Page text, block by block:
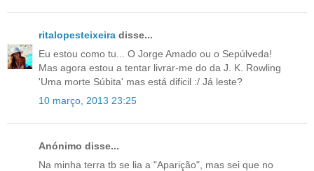
ritalopesteixeira disse...
Eu estou como tu... O Jorge Amado ou o Sepúlveda!
Mas agora estou a tentar livrar-me do da J. K. Rowling
'Uma morte Súbita' mas está dificil :/ Já leste?
10 março, 2013 23:25
Anónimo disse...
Na minha terra tb se lia a "Aparição", mas sei que no